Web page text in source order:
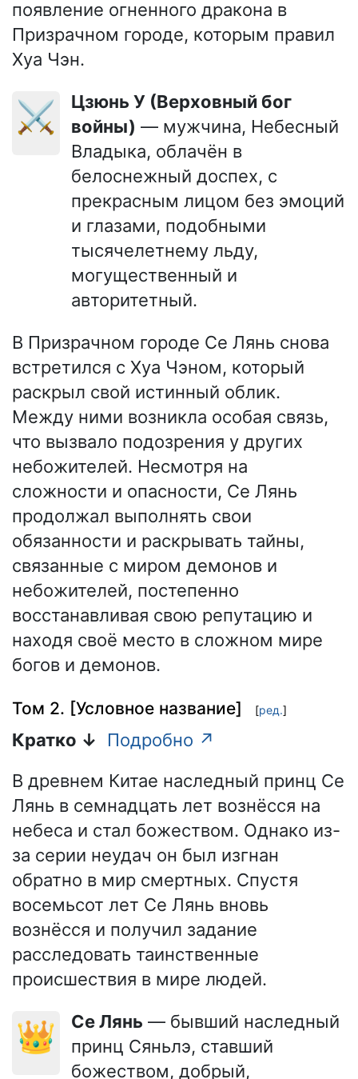
появление огненного дракона в
Призрачном городе, которым правил
Хуа Чэн.
⚔️
Цзюнь У (Верховный бог
войны) — мужчина, Небесный
Владыка, облачён в
белоснежный доспех, с
прекрасным лицом без эмоций
и глазами, подобными
тысячелетнему льду,
могущественный и
авторитетный.
В Призрачном городе Се Лянь снова
встретился с Хуа Чэном, который
раскрыл свой истинный облик.
Между ними возникла особая связь,
что вызвало подозрения у других
небожителей. Несмотря на
сложности и опасности, Се Лянь
продолжал выполнять свои
обязанности и раскрывать тайны,
связанные с миром демонов и
небожителей, постепенно
восстанавливая свою репутацию и
находя своё место в сложном мире
богов и демонов.
Том 2. [Условное название] [ред.]
Кратко ↓
Подробно ↗
В древнем Китае наследный принц Се
Лянь в семнадцать лет вознёсся на
небеса и стал божеством. Однако из-
за серии неудач он был изгнан
обратно в мир смертных. Спустя
восемьсот лет Се Лянь вновь
вознёсся и получил задание
расследовать таинственные
происшествия в мире людей.
👑 Се Лянь — бывший наследный
принц Сяньлэ, ставший
божеством, добрый,